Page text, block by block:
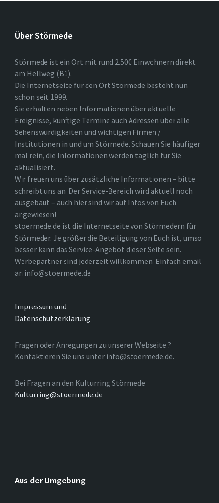
Über Störmede
Störmede ist ein Ort mit rund 2.500 Einwohnern direkt
am Hellweg (B1).
Die Internetseite für den Ort Störmede besteht nun
schon seit 1999.
Sie erhalten neben Informationen über aktuelle
Ereignisse, künftige Termine auch Adressen über alle
Sehenswürdigkeiten und wichtigen Firmen /
Institutionen in und um Störmede. Schauen Sie häufiger
mal rein, die Informationen werden täglich für Sie
aktualisiert.
Wir freuen uns über zusätzliche Informationen – bitte
schreibt uns an. Der Service-Bereich wird aktuell noch
ausgebaut – auch hier sind wir auf Infos von Euch
angewiesen!
stoermede.de ist die Internetseite von Störmedern für
Störmeder. Je größer die Beteiligung von Euch ist, umso
besser kann das Service-Angebot dieser Seite sein.
Werbepartner sind jederzeit willkommen. Einfach email
an info@stoermede.de
Impressum und
Datenschutzerklärung
Fragen oder Anregungen zu unserer Webseite ?
Kontaktieren Sie uns unter info@stoermede.de.
Bei Fragen an den Kulturring Störmede
Kulturring@stoermede.de
Aus der Umgebung